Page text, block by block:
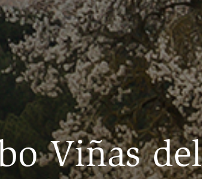
Viñas del